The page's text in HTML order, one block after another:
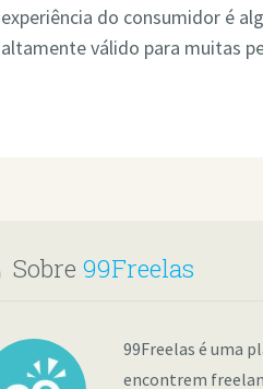
experiência do consumidor é
altamente válido para muitas
Sobre 99Freelas
99Freelas é uma
encontrem